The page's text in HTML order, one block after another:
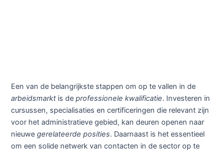
Een van de belangrijkste stappen om op te vallen in de
arbeidsmarktis deprofessionele kwalificatie. Investeren in
cursussen, specialisaties en certificeringen die relevant zijn
voor het administratieve gebied, kan deuren openen naar
nieuwegerelateerde posities. Daarnaast is het essentieel
om een solide netwerk van contacten in de sector op te